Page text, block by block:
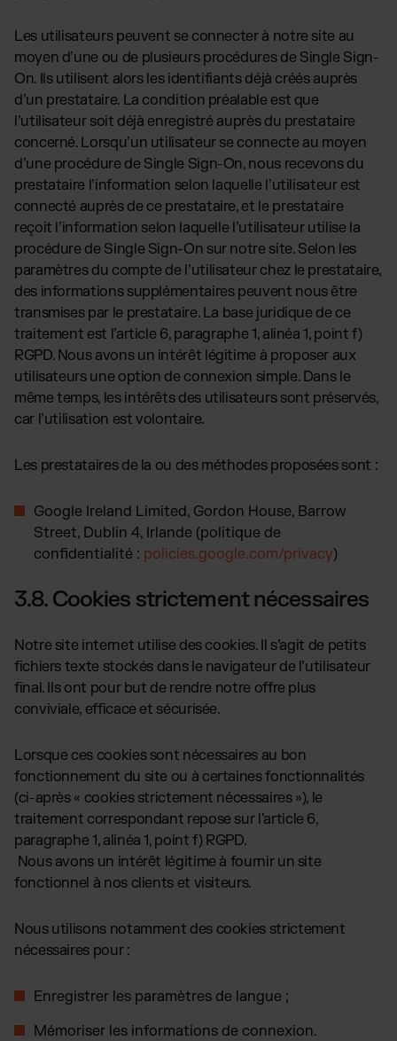
Les utilisateurs peuvent se connecter à notre site au
moyen d’une ou de plusieurs procédures de Single Sign-
On. Ils utilisent alors les identifiants déjà créés auprès
d’un prestataire. La condition préalable est que
l’utilisateur soit déjà enregistré auprès du prestataire
concerné. Lorsqu’un utilisateur se connecte au moyen
d’une procédure de Single Sign-On, nous recevons du
prestataire l’information selon laquelle l’utilisateur est
connecté auprès de ce prestataire, et le prestataire
reçoit l’information selon laquelle l’utilisateur utilise la
procédure de Single Sign-On sur notre site. Selon les
paramètres du compte de l’utilisateur chez le prestataire,
des informations supplémentaires peuvent nous être
transmises par le prestataire. La base juridique de ce
traitement est l’article 6, paragraphe 1, alinéa 1, point f)
RGPD. Nous avons un intérêt légitime à proposer aux
utilisateurs une option de connexion simple. Dans le
même temps, les intérêts des utilisateurs sont préservés,
car l’utilisation est volontaire.
Les prestataires de la ou des méthodes proposées sont :
Google Ireland Limited, Gordon House, Barrow
Street, Dublin 4, Irlande (politique de
confidentialité : policies.google.com/privacy)
3.8. Cookies strictement nécessaires
Notre site internet utilise des cookies. Il s’agit de petits
fichiers texte stockés dans le navigateur de l’utilisateur
final. Ils ont pour but de rendre notre offre plus
conviviale, efficace et sécurisée.
Lorsque ces cookies sont nécessaires au bon
fonctionnement du site ou à certaines fonctionnalités
(ci-après « cookies strictement nécessaires »), le
traitement correspondant repose sur l’article 6,
paragraphe 1, alinéa 1, point f) RGPD.
Nous avons un intérêt légitime à fournir un site
fonctionnel à nos clients et visiteurs.
Nous utilisons notamment des cookies strictement
nécessaires pour :
Enregistrer les paramètres de langue ;
Mémoriser les informations de connexion.